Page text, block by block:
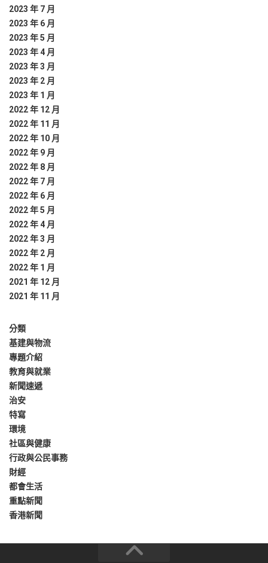
2023 年 7 月
2023 年 6 月
2023 年 5 月
2023 年 4 月
2023 年 3 月
2023 年 2 月
2023 年 1 月
2022 年 12 月
2022 年 11 月
2022 年 10 月
2022 年 9 月
2022 年 8 月
2022 年 7 月
2022 年 6 月
2022 年 5 月
2022 年 4 月
2022 年 3 月
2022 年 2 月
2022 年 1 月
2021 年 12 月
2021 年 11 月
分類
基建與物流
專題介紹
教育與就業
新聞速遞
治安
特寫
環境
社區與健康
行政與公民事務
財經
都會生活
重點新聞
香港新聞